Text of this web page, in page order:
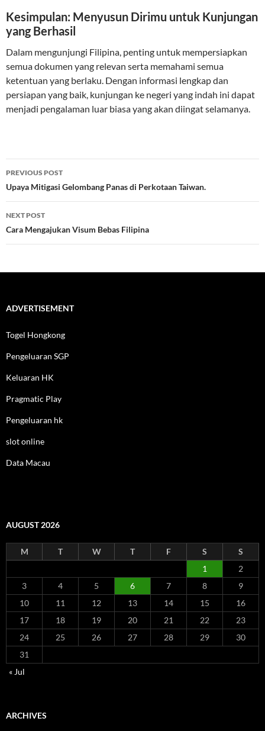
Kesimpulan: Menyusun Dirimu untuk Kunjungan
yang Berhasil
Dalam mengunjungi Filipina, penting untuk mempersiapkan
semua dokumen yang relevan serta memahami semua
ketentuan yang berlaku. Dengan informasi lengkap dan
persiapan yang baik, kunjungan ke negeri yang indah ini dapat
menjadi pengalaman luar biasa yang akan diingat selamanya.
Post
navigation
PREVIOUS POST
Upaya Mitigasi Gelombang Panas di Perkotaan Taiwan.
NEXT POST
Cara Mengajukan Visum Bebas Filipina
ADVERTISEMENT
Togel Hongkong
Pengeluaran SGP
Keluaran HK
Pragmatic Play
Pengeluaran hk
slot online
Data Macau
AUGUST 2026
M T W T F S
S
1
2
3
4 5 6 7 8
9
10
11 12 13 14 15
16
17
18 19 20 21 22
23
24
25 26 27 28 29
30
31
« Jul
ARCHIVES